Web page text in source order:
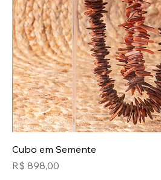
Cubo em Semente
Preço
R$ 898,00